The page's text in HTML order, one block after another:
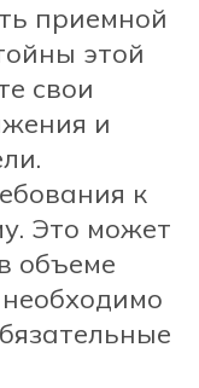
приемной
этой
свои
и
к
Это может
объеме